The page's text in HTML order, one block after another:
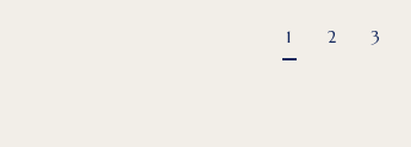
1 2 3